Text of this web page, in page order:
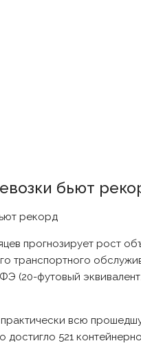
бьют
прогнозирует рост
транспортного
(20-футовый
всю
достигло 521